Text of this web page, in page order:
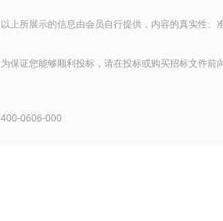
上所展示的信息由会员自行提供，内容的真实性、
保证您能够顺利投标，请在投标或购买招标文件
0606-000